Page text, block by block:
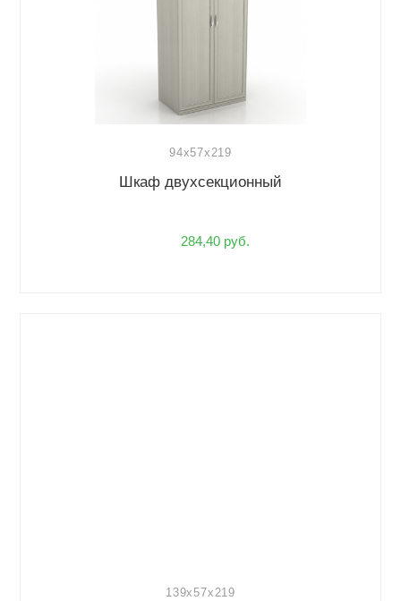
94x57x219
Шкаф двухсекционный
284,40 руб.
139x57x219